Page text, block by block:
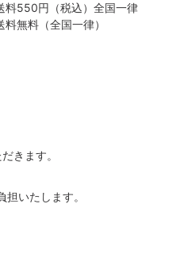
料550円（税込）全国一律
無料（全国一律）
きます。
いたします。